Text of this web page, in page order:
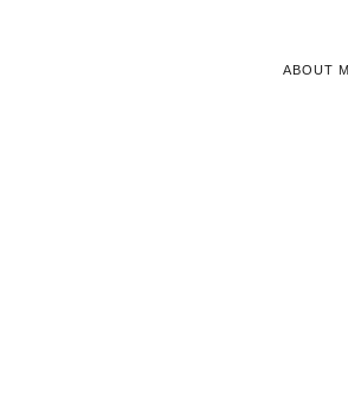
ABOUT